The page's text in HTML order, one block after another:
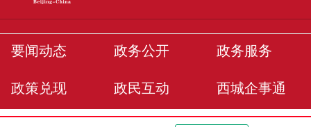
要闻动态 政务公开 政务服务
政策兑现 政民互动 西城企事通